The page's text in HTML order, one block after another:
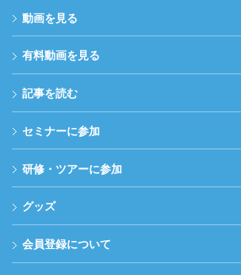
動画を見る
有料動画を見る
記事を読む
セミナーに参加
研修・ツアーに参加
グッズ
会員登録について